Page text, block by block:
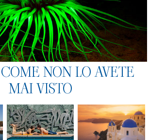
NON LO AVETE
MAI VISTO